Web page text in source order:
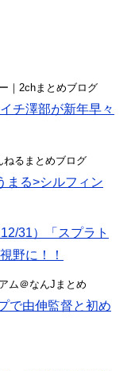
｜2chまとめブログ
チ澤部が新年早々
ねるまとめブログ
まる>シルフィン
31）「スプラト
野に！！
ム＠なんJまとめ
で由伸監督と初め